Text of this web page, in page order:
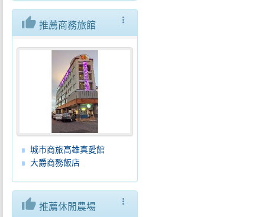
more_vert
thumb_up 推薦商務旅館
城市商旅高雄真愛館
大爵商務飯店
more_vert
thumb_up 推薦休閒農場